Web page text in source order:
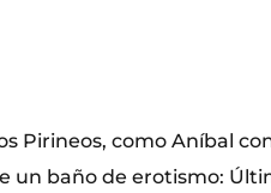
Pirineos, como Aníbal
un baño de erotismo: